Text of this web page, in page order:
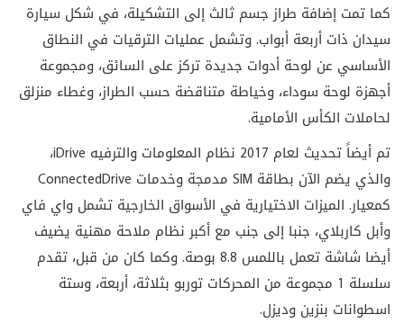
كما تمت إضافة طراز جسم ثالث إلى التشكيلة، في شكل سيارة
سيدان ذات أربعة أبواب. وتشمل عمليات الترقيات في النطاق
الأساسي عن لوحة أدوات جديدة تركز على السائق، ومجموعة
أجهزة لوحة سوداء، وخياطة متناقضة حسب الطراز، وغطاء منزلق
لحاملات الكأس الأمامية.
تم أيضاً تحديث لعام 2017 نظام المعلومات والترفيه iDrive،
والذي يضم الآن بطاقة SIM مدمجة وخدمات ConnectedDrive
كمعيار. الميزات الاختيارية في الأسواق الخارجية تشمل واي فاي
وأبل كاربلاي، جنبا إلى جنب مع أكبر نظام ملاحة مهنية يضيف
أيضا شاشة تعمل باللمس 8.8 بوصة. وكما كان من قبل، تقدم
سلسلة 1 مجموعة من المحركات توربو بثلاثة، أربعة، وستة
اسطوانات بنزين وديزل.